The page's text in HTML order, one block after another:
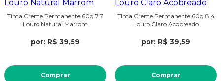
Tinta Creme Permanente 60g 7.7
Louro Natural Marrom
por: R$ 39,59
Comprar
Tinta Creme Permanente 60g 8.4
Louro Claro Acobreado
por: R$ 39,59
Comprar